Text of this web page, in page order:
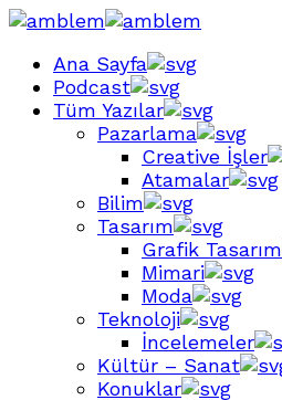
Ana Sayfa
Podcast
Tüm Yazılar
Pazarlama
Creative İşler
Atamalar
Bilim
Tasarım
Grafik Tasarım
Mimari
Moda
Teknoloji
İncelemeler
Kültür – Sanat
Konuklar